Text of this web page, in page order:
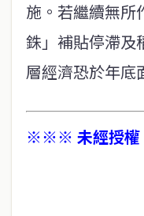
施。若繼續無所
銖」補貼停滯及
層經濟恐於年底
※※※ 未經授